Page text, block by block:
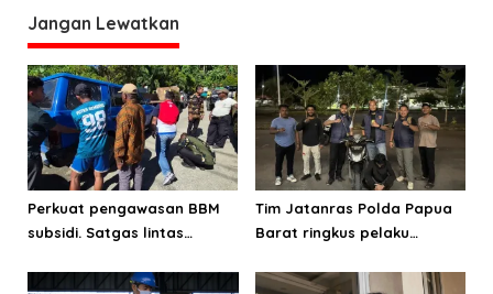
i
p
o
s
Jangan Lewatkan
Perkuat pengawasan BBM
subsidi. Satgas lintas
penyalahgunaan di
Tim Jatanras Polda Papua
Barat ringkus pelaku